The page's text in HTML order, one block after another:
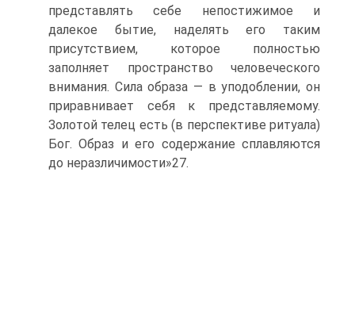
представлять се­бе непостижимое и
далекое бытие, наделять его таким
присутствием, которое полностью
заполняет пространство человеческого
внимания. Сила образа — в уподоблении, он
приравнивает себя к представляе­мому.
Золотой телец есть (в перспективе ритуала)
Бог. Образ и его содержание сплавляются
до неразличимости»27.